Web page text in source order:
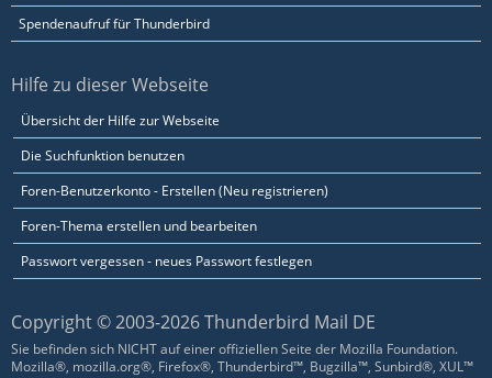
Spendenaufruf für Thunderbird
Hilfe zu dieser Webseite
Übersicht der Hilfe zur Webseite
Die Suchfunktion benutzen
Foren-Benutzerkonto - Erstellen (Neu registrieren)
Foren-Thema erstellen und bearbeiten
Passwort vergessen - neues Passwort festlegen
Copyright © 2003-2026 Thunderbird Mail DE
Sie befinden sich NICHT auf einer offiziellen Seite der Mozilla Foundation.
Mozilla®, mozilla.org®, Firefox®, Thunderbird™, Bugzilla™, Sunbird®, XUL™